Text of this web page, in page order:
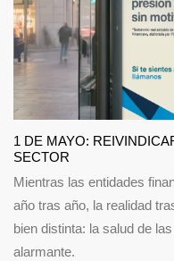
1 DE MAYO:
SECTOR
Mientras las entidades
año tras año, la realidad
bien distinta: la salud de
alarmante.